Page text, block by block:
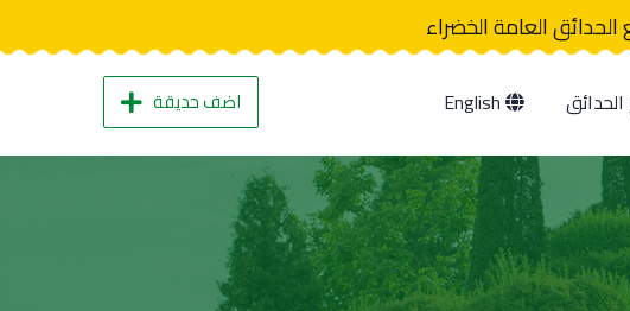
العامة الخضراء
اضف حديقة